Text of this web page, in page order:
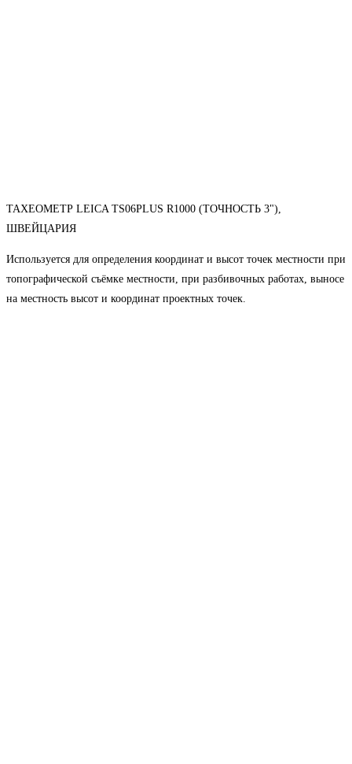
ТАХЕОМЕТР LEICA TS06PLUS R1000 (ТОЧНОСТЬ 3"),
ШВЕЙЦАРИЯ
Используется для определения координат и высот точек местности при
топографической съёмке местности, при разбивочных работах, выносе
на местность высот и координат проектных точек.